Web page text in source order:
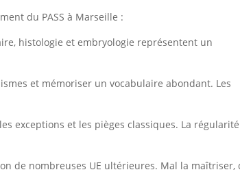
du PASS à Marseille :
histologie et embryologie représentent un
et mémoriser un vocabulaire abondant. Les
exceptions et les pièges classiques. La
de nombreuses UE ultérieures. Mal la maîtriser,